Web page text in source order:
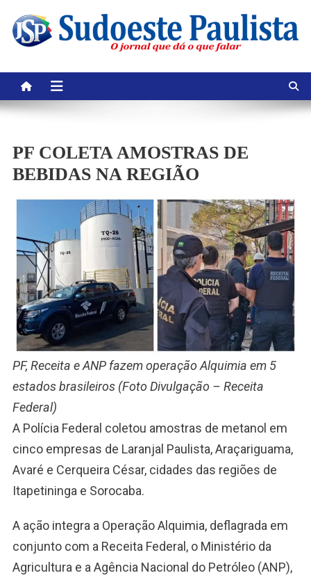
content
PF COLETA AMOSTRAS DE
BEBIDAS NA REGIÃO
PF, Receita e ANP fazem operação Alquimia em 5
estados brasileiros (Foto Divulgação – Receita
Federal)
A Polícia Federal coletou amostras de metanol em
cinco empresas de Laranjal Paulista, Araçariguama,
Avaré e Cerqueira César, cidades das regiões de
Itapetininga e Sorocaba.
A ação integra a Operação Alquimia, deflagrada em
conjunto com a Receita Federal, o Ministério da
Agricultura e a Agência Nacional do Petróleo (ANP),